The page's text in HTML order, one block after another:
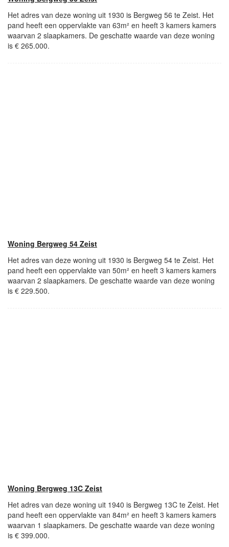
Het adres van deze woning uit 1930 is Bergweg 56 te Zeist. Het
pand heeft een oppervlakte van 63m² en heeft 3 kamers kamers
waarvan 2 slaapkamers. De geschatte waarde van deze woning
is € 265.000.
Woning Bergweg 54 Zeist
Het adres van deze woning uit 1930 is Bergweg 54 te Zeist. Het
pand heeft een oppervlakte van 50m² en heeft 3 kamers kamers
waarvan 2 slaapkamers. De geschatte waarde van deze woning
is € 229.500.
Woning Bergweg 13C Zeist
Het adres van deze woning uit 1940 is Bergweg 13C te Zeist. Het
pand heeft een oppervlakte van 84m² en heeft 3 kamers kamers
waarvan 1 slaapkamers. De geschatte waarde van deze woning
is € 399.000.